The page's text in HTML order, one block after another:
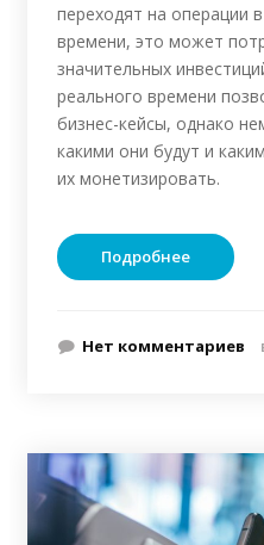
переходят на операции
времени, это может
значительных
реального времени
бизнес-кейсы, однако
какими они будут и
их монетизировать.
Подробнее
Нет комментариев